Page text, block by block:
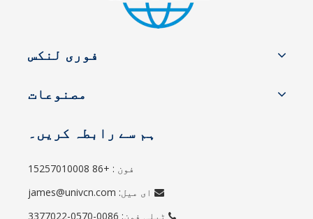
فوری لنکس
مصنوعات
ہم سے رابطہ کریں۔
فون : +86 15257010008
 ای میل: james@univcn.com
 ٹیلی فون: 0086-0570-3377022